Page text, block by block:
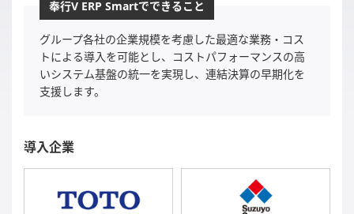
奉行V ERP Smartでできること
グループ各社の企業規模を考慮した最適な業務・コス
トによる導入を可能とし、コストパフォーマンスの高
いシステム基盤の統一を実現し、連結決算の早期化を
支援します。
導入企業